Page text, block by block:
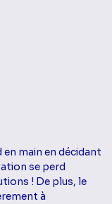
main en décidant
se perd
! De plus, le
à